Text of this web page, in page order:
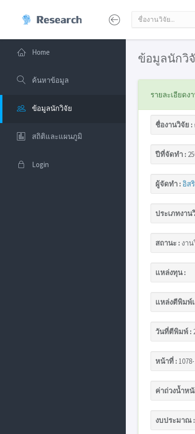
Home
ค้นหาข้อมูล
ข้อมูลนักวิจัย
สถิติและแผนภูมิ
Login
ข้อมูลนักวิ
รายละเอียดง
ชื่องานวิจัย :
ปีที่จัดทำ :
ผู้จัดทำ : อิส
ประเภทงาน
สถานะ : งา
แหล่งทุน :
แหล่งตีพิมพ์
วันที่ตีพิมพ์ :
หน้าที่ :
ค่าถ่วงน้ำหนั
งบประมาณ :